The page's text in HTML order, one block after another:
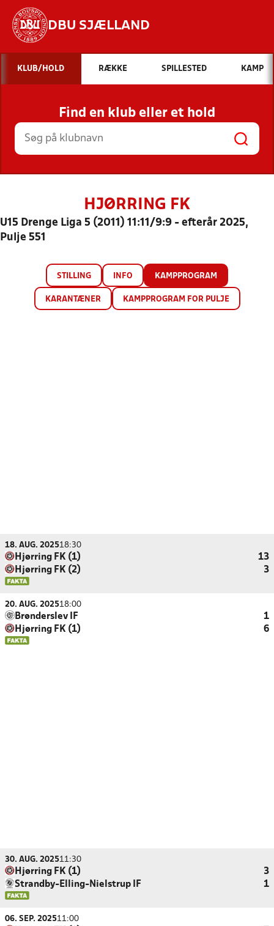
DBU SJÆLLAND
Hvad vil du søge efter?
INDHOLD OG NYHEDER
STILLINGER, RESULTATER, KLUBBER OG
HOLD
KLUB/HOLD RÆKKE SPILLESTED KAMP
Find en klub eller et hold
HJØRRING FK
U15 Drenge Liga 5 (2011) 11:11/9:9 - efterår 2025,
Pulje 551
STILLING INFO KAMPPROGRAM
KARANTÆNER KAMPPROGRAM FOR PULJE
18. AUG. 202518:30
Hjørring FK (1)
13
Hjørring FK (2)
3
20. AUG. 202518:00
Brønderslev IF
1
Hjørring FK (1)
6
30. AUG. 202511:30
Hjørring FK (1)
3
Strandby-Elling-Nielstrup IF
1
06. SEP. 202511:00